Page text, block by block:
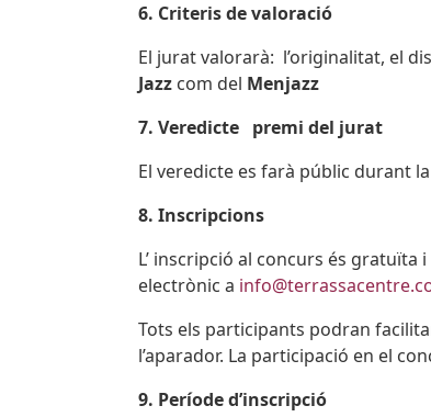
6. Criteris de valoració
El jurat valorarà: l’originalitat, el
Jazz com del Menjazz
7. Veredicte premi del jurat
El veredicte es farà públic durant
8. Inscripcions
L’ inscripció al concurs és gratuïta
electrònic a
Tots els participants podran
l’aparador. La participació en el
9. Període d’inscripció